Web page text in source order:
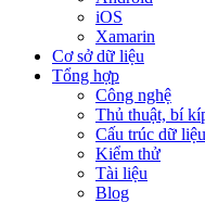
iOS
Xamarin
Cơ sở dữ liệu
Tổng hợp
Công nghệ
Thủ thuật, bí
Cấu trúc dữ
Kiểm thử
Tài liệu
Blog